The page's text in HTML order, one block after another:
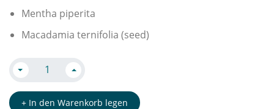
Mentha piperita
Macadamia ternifolia (seed)
+ In den Warenkorb legen